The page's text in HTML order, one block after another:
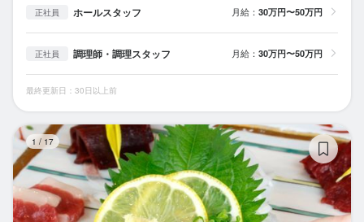
正社員 ホールスタッフ 月給： 30万円〜50万円
正社員 調理師・調理スタッフ 月給： 30万円〜50万円
最終更新日：30日以上前
1/ 17